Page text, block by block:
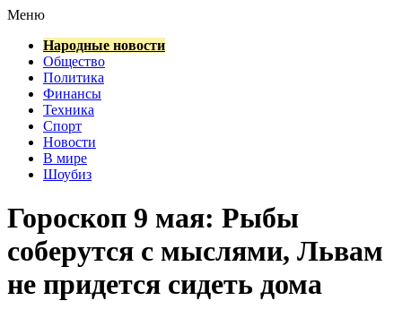
Меню
Народные новости
Общество
Политика
Финансы
Техника
Спорт
Новости
В мире
Шоубиз
Гороскоп 9 мая: Рыбы
соберутся с мыслями, Львам
не придется сидеть дома